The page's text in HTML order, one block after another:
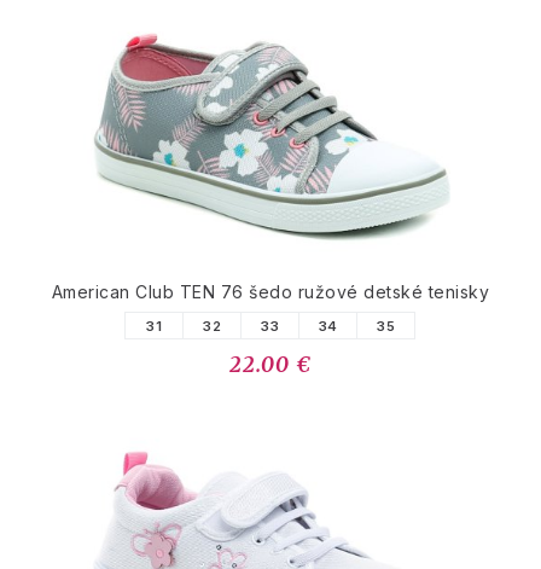
American Club TEN 76 šedo ružové detské tenisky
31 32 33 34 35
22.00 €